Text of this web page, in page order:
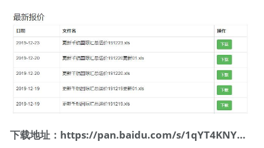
下载地址：https://pan.baidu.com/s/1qYT4KNYGKKrerWSxTh9FuQ